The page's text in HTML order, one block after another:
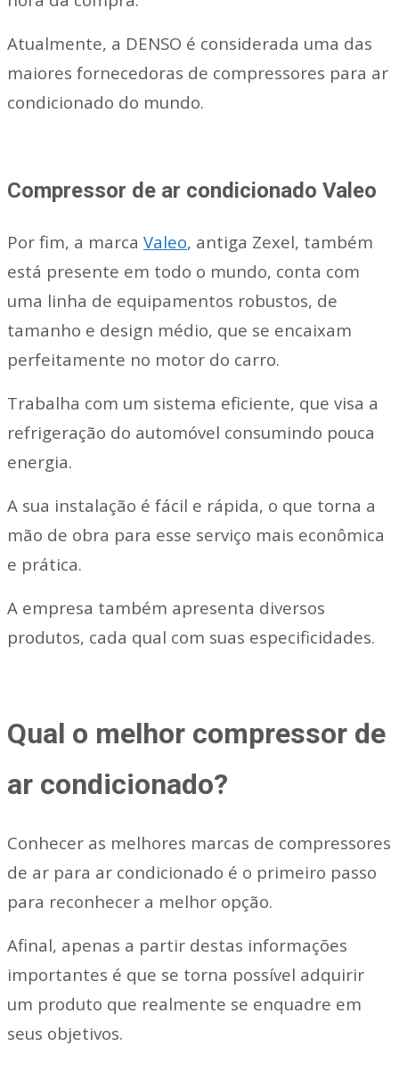
Atualmente, a DENSO é considerada uma das
maiores fornecedoras de compressores para ar
condicionado do mundo.
Compressor de ar condicionado Valeo
Por fim, a marca Valeo, antiga Zexel, também
está presente em todo o mundo, conta com
uma linha de equipamentos robustos, de
tamanho e design médio, que se encaixam
perfeitamente no motor do carro.
Trabalha com um sistema eficiente, que visa a
refrigeração do automóvel consumindo pouca
energia.
A sua instalação é fácil e rápida, o que torna a
mão de obra para esse serviço mais econômica
e prática.
A empresa também apresenta diversos
produtos, cada qual com suas especificidades.
Qual o melhor compressor de
ar condicionado?
Conhecer as melhores marcas de compressores
de ar para ar condicionado é o primeiro passo
para reconhecer a melhor opção.
Afinal, apenas a partir destas informações
importantes é que se torna possível adquirir
um produto que realmente se enquadre em
seus objetivos.